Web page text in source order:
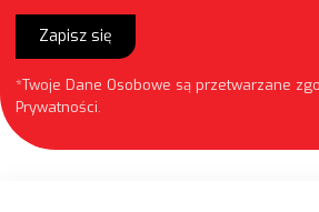
Zapisz się
*Twoje Dane Osobowe są przetwarzane
Prywatności.